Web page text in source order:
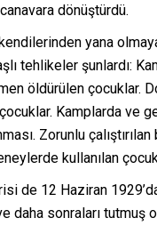
dönüştürdü.
yana
tehlikeler şunlardı:
öldürülen çocuklar.
Kamplarda ve
Zorunlu
kullanılan
de 12 Haziran
daha sonraları tutmuş